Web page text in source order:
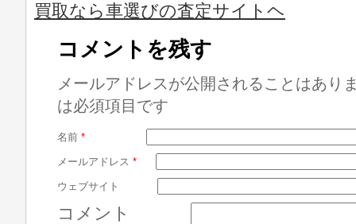
買取なら車選びの査定サイトヘ
コメントを残す
メールアドレスが公開されることはあり
は必須項目です
名前 *
メールアドレス *
ウェブサイト
コメント